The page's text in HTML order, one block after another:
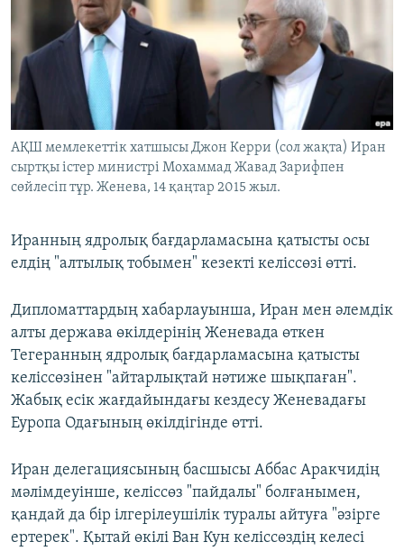
Русский
ЖАЗЫЛЫҢЫЗ
Басқа тілдерде
АҚШ мемлекеттік хатшысы Джон Керри (сол жақта) Иран
сыртқы істер министрі Мохаммад Жавад Зарифпен
сөйлесіп тұр. Женева, 14 қаңтар 2015 жыл.
Иранның ядролық бағдарламасына қатысты осы
елдің "алтылық тобымен" кезекті келіссөзі өтті.
Дипломаттардың хабарлауынша, Иран мен әлемдік
алты держава өкілдерінің Женевада өткен
Тегеранның ядролық бағдарламасына қатысты
келіссөзінен "айтарлықтай нәтиже шықпаған".
Жабық есік жағдайындағы кездесу Женевадағы
Еуропа Одағының өкілдігінде өтті.
Иран делегациясының басшысы Аббас Аракчидің
мәлімдеуінше, келіссөз "пайдалы" болғанымен,
қандай да бір ілгерілеушілік туралы айтуға "әзірге
ертерек". Қытай өкілі Ван Кун келіссөздің келесі